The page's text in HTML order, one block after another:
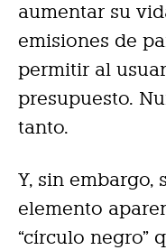
aumentar su
emisiones de
permitir al
presupuesto.
tanto.
Y, sin embargo,
elemento
“círculo negro”